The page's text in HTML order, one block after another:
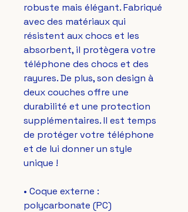
robuste mais élégant. Fabriqué
avec des matériaux qui
résistent aux chocs et les
absorbent, il protègera votre
téléphone des chocs et des
rayures. De plus, son design à
deux couches offre une
durabilité et une protection
supplémentaires. Il est temps
de protéger votre téléphone
et de lui donner un style
unique !
• Coque externe :
polycarbonate (PC)